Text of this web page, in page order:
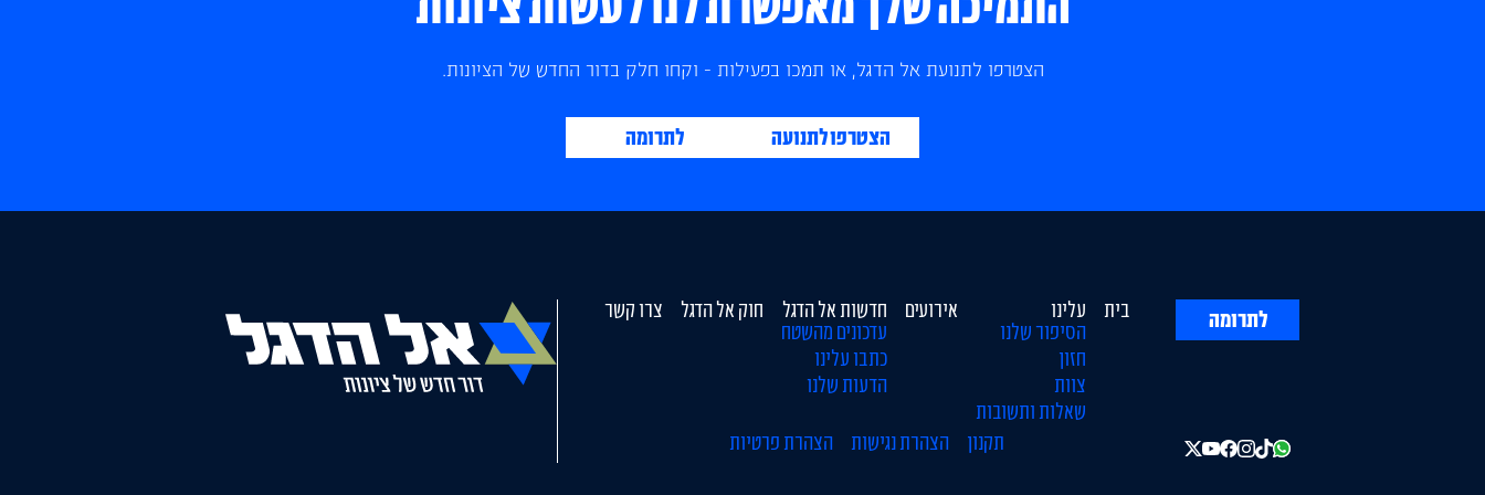
הצטרפו לתנועת אל הדגל, או תמכו בפעילות - וקחו חלק בדור החדש של הציונות.
הצטרפו לתנועה לתרומה
בית
עלינו
הסיפור שלנו
חזון
צוות
שאלות ותשובות
אירועים
חדשות אל הדגל
עדכונים מהשטח
כתבו עלינו
הדעות שלנו
חוק אל הדגל צרו קשר
תקנון הצהרת נגישות הצהרת פרטיות
לתרומה